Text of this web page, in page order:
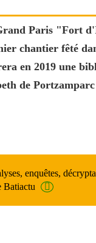
Paris "Fort
chantier fêté
en 2019 une
de
enquêtes,
Batiactu